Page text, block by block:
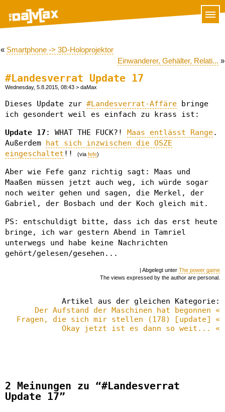
« Smartphone -> 3D-Holoprojektor
Einwanderer, Gehälter, Relati... »
#Landesverrat Update 17
Wednesday, 5.8.2015, 08:43 > daMax
Dieses Update zur #Landesverrat-Affäre bringe
ich gesondert weil es einfach zu krass ist:
Update 17 : WHAT THE FUCK?! Maas entlässt Range.
Außerdem hat sich inzwischen die OSZE
eingeschaltet !! (via fefe)
Aber wie Fefe ganz richtig sagt: Maas und
Maaßen müssen jetzt auch weg, ich würde sogar
noch weiter gehen und sagen, die Merkel, der
Gabriel, der Bosbach und der Koch gleich mit.
PS: entschuldigt bitte, dass ich das erst heute
bringe, ich war gestern Abend in Tamriel
unterwegs und habe keine Nachrichten
gehört/gelesen/gesehen...
| Abgelegt unter The power game
The views expressed by the author are personal.
Artikel aus der gleichen Kategorie:
Der Aufstand der Maschinen hat begonnen «
Fragen, die sich mir stellen (178) [update] «
Okay jetzt ist es dann so weit... «
2 Meinungen zu “#Landesverrat
Update 17”